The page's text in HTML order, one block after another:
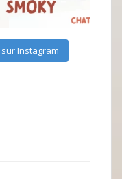
Instagram